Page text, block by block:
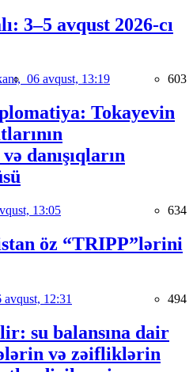
3–5 avqust 2026-cı
06 avqust, 13:19 603
Tokayevin
danışıqların
13:05 634
öz “TRIPP”lərini
avqust, 12:31 494
su balansına dair
və zəifliklərin